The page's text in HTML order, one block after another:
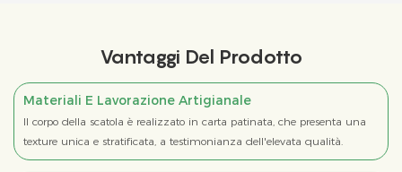
Vantaggi Del Prodotto
Materiali E Lavorazione Artigianale
Il corpo della scatola è realizzato in carta patinata, che presenta una
texture unica e stratificata, a testimonianza dell'elevata qualità.